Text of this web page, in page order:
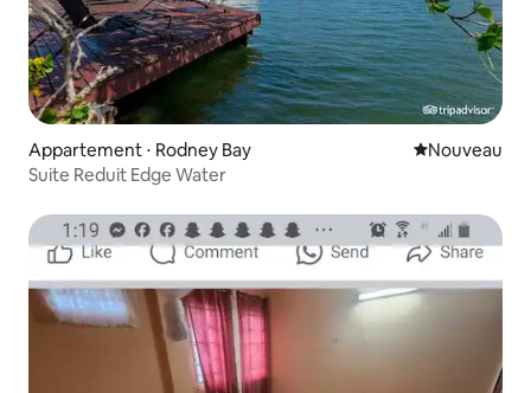
Appartement ⋅ Rodney Bay Nouvel
Nouveau
Suite Reduit Edge Water